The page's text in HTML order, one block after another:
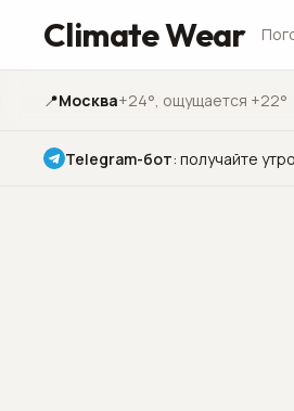
Climate Wear
📍Москва+24°, ощущается +22°
Telegram-бот: получайте